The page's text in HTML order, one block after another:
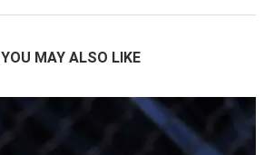
YOU MAY ALSO LIKE